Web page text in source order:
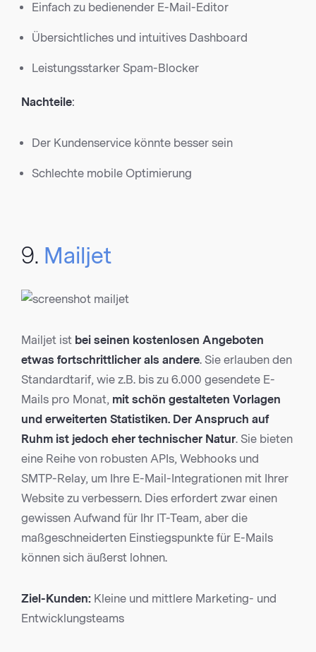
Einfach zu bedienender E-Mail-Editor
Übersichtliches und intuitives Dashboard
Leistungsstarker Spam-Blocker
Nachteile:
Der Kundenservice könnte besser sein
Schlechte mobile Optimierung
9. Mailjet
Mailjet ist bei seinen kostenlosen Angeboten
etwas fortschrittlicher als andere. Sie erlauben den
Standardtarif, wie z.B. bis zu 6.000 gesendete E-
Mails pro Monat, mit schön gestalteten Vorlagen
und erweiterten Statistiken. Der Anspruch auf
Ruhm ist jedoch eher technischer Natur. Sie bieten
eine Reihe von robusten APIs, Webhooks und
SMTP-Relay, um Ihre E-Mail-Integrationen mit Ihrer
Website zu verbessern. Dies erfordert zwar einen
gewissen Aufwand für Ihr IT-Team, aber die
maßgeschneiderten Einstiegspunkte für E-Mails
können sich äußerst lohnen.
Ziel-Kunden: Kleine und mittlere Marketing- und
Entwicklungsteams